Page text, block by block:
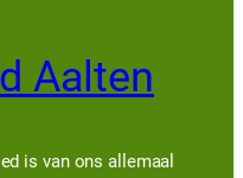
Aalten
is van ons allemaal